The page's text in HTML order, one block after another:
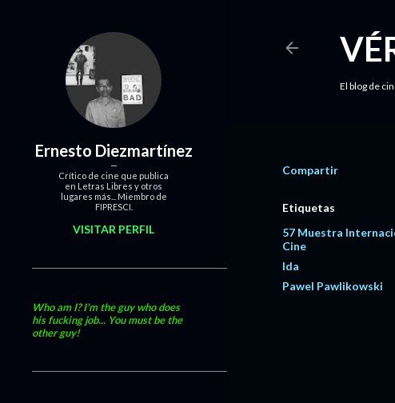
El blog de
Compartir
Etiquetas
57 Muestra
Cine
Ida
Pawel Pawlikowski
Ernesto Diezmartínez
Crítico de cine que publica
en Letras Libres y otros
lugares más... Miembro de
FIPRESCI.
VISITAR PERFIL
Who am I? I'm the guy who does
his fucking job... You must be the
other guy!